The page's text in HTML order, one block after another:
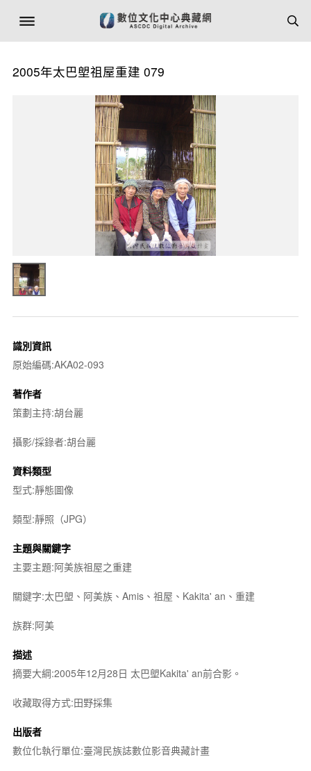
2005年太巴塱祖屋重建 079
識別資訊
原始編碼:AKA02-093
著作者
策劃主持:胡台麗
攝影/採錄者:胡台麗
資料類型
型式:靜態圖像
類型:靜照（JPG）
主題與關鍵字
主要主題:阿美族祖屋之重建
關鍵字:太巴塱、阿美族、Amis、祖屋、Kakita' an、重建
族群:阿美
描述
摘要大綱:2005年12月28日 太巴塱Kakita' an前合影。
收藏取得方式:田野採集
出版者
數位化執行單位:臺灣民族誌數位影音典藏計畫